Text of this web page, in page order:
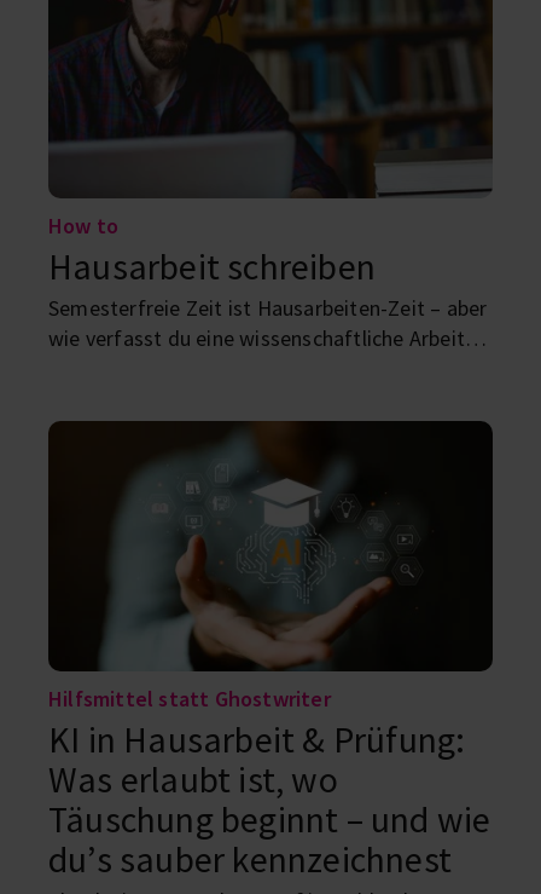
How to
Hausarbeit schreiben
Semesterfreie Zeit ist Hausarbeiten-Zeit – aber
wie verfasst du eine wissenschaftliche Arbeit?
Hilfsmittel statt Ghostwriter
KI in Hausarbeit & Prüfung:
Was erlaubt ist, wo
Täuschung beginnt – und wie
du’s sauber kennzeichnest